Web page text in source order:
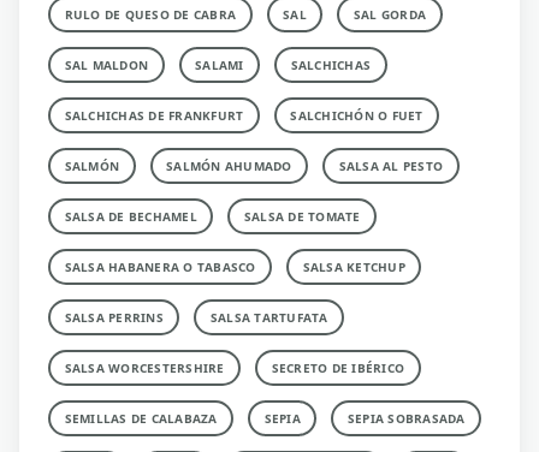
RULO DE QUESO DE CABRA SAL SAL GORDA
SAL MALDON SALAMI SALCHICHAS
SALCHICHAS DE FRANKFURT SALCHICHÓN O FUET
SALMÓN SALMÓN AHUMADO SALSA AL PESTO
SALSA DE BECHAMEL SALSA DE TOMATE
SALSA HABANERA O TABASCO SALSA KETCHUP
SALSA PERRINS SALSA TARTUFATA
SALSA WORCESTERSHIRE SECRETO DE IBÉRICO
SEMILLAS DE CALABAZA SEPIA SEPIA SOBRASADA